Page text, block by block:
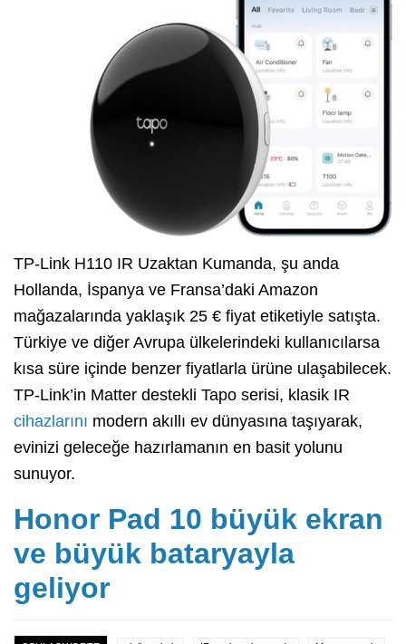
TP-Link H110 IR Uzaktan Kumanda, şu anda
Hollanda, İspanya ve Fransa’daki Amazon
mağazalarında yaklaşık 25 € fiyat etiketiyle satışta.
Türkiye ve diğer Avrupa ülkelerindeki kullanıcılarsa
kısa süre içinde benzer fiyatlarla ürüne ulaşabilecek.
TP-Link’in Matter destekli Tapo serisi, klasik IR
cihazlarını modern akıllı ev dünyasına taşıyarak,
evinizi geleceğe hazırlamanın en basit yolunu
sunuyor.
Honor Pad 10 büyük ekran
ve büyük bataryayla
geliyor